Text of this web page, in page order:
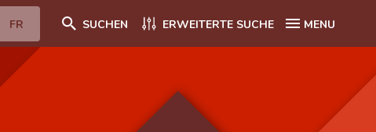
FR SUCHEN ERWEITERTE SUCHE MENU